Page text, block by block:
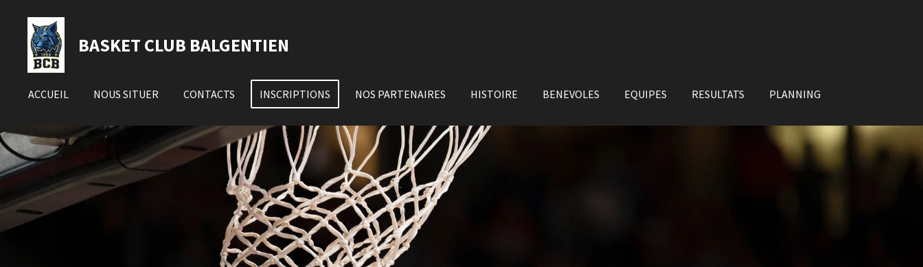
contenu
principal
BASKET CLUB BALGENTIEN
ACCUEIL NOUS SITUER CONTACTS INSCRIPTIONS NOS PARTENAIRES HISTOIRE BENEVOLES EQUIPES RESULTATS PLANNING